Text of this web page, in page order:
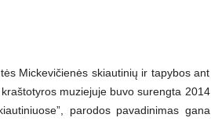
Mickevičienės skiautinių ir tapybos ant
muziejuje buvo surengta 2014
parodos pavadinimas gana